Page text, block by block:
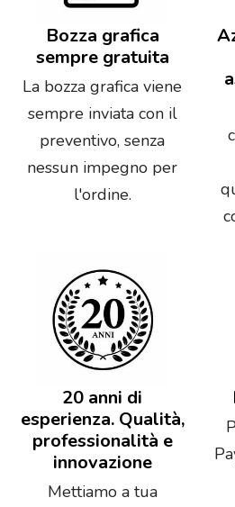
Bozza grafica
sempre gratuita
La bozza grafica viene
sempre inviata con il
preventivo, senza
nessun impegno per
l'ordine.
20 anni di
esperienza. Qualità,
professionalità e
innovazione
Mettiamo a tua